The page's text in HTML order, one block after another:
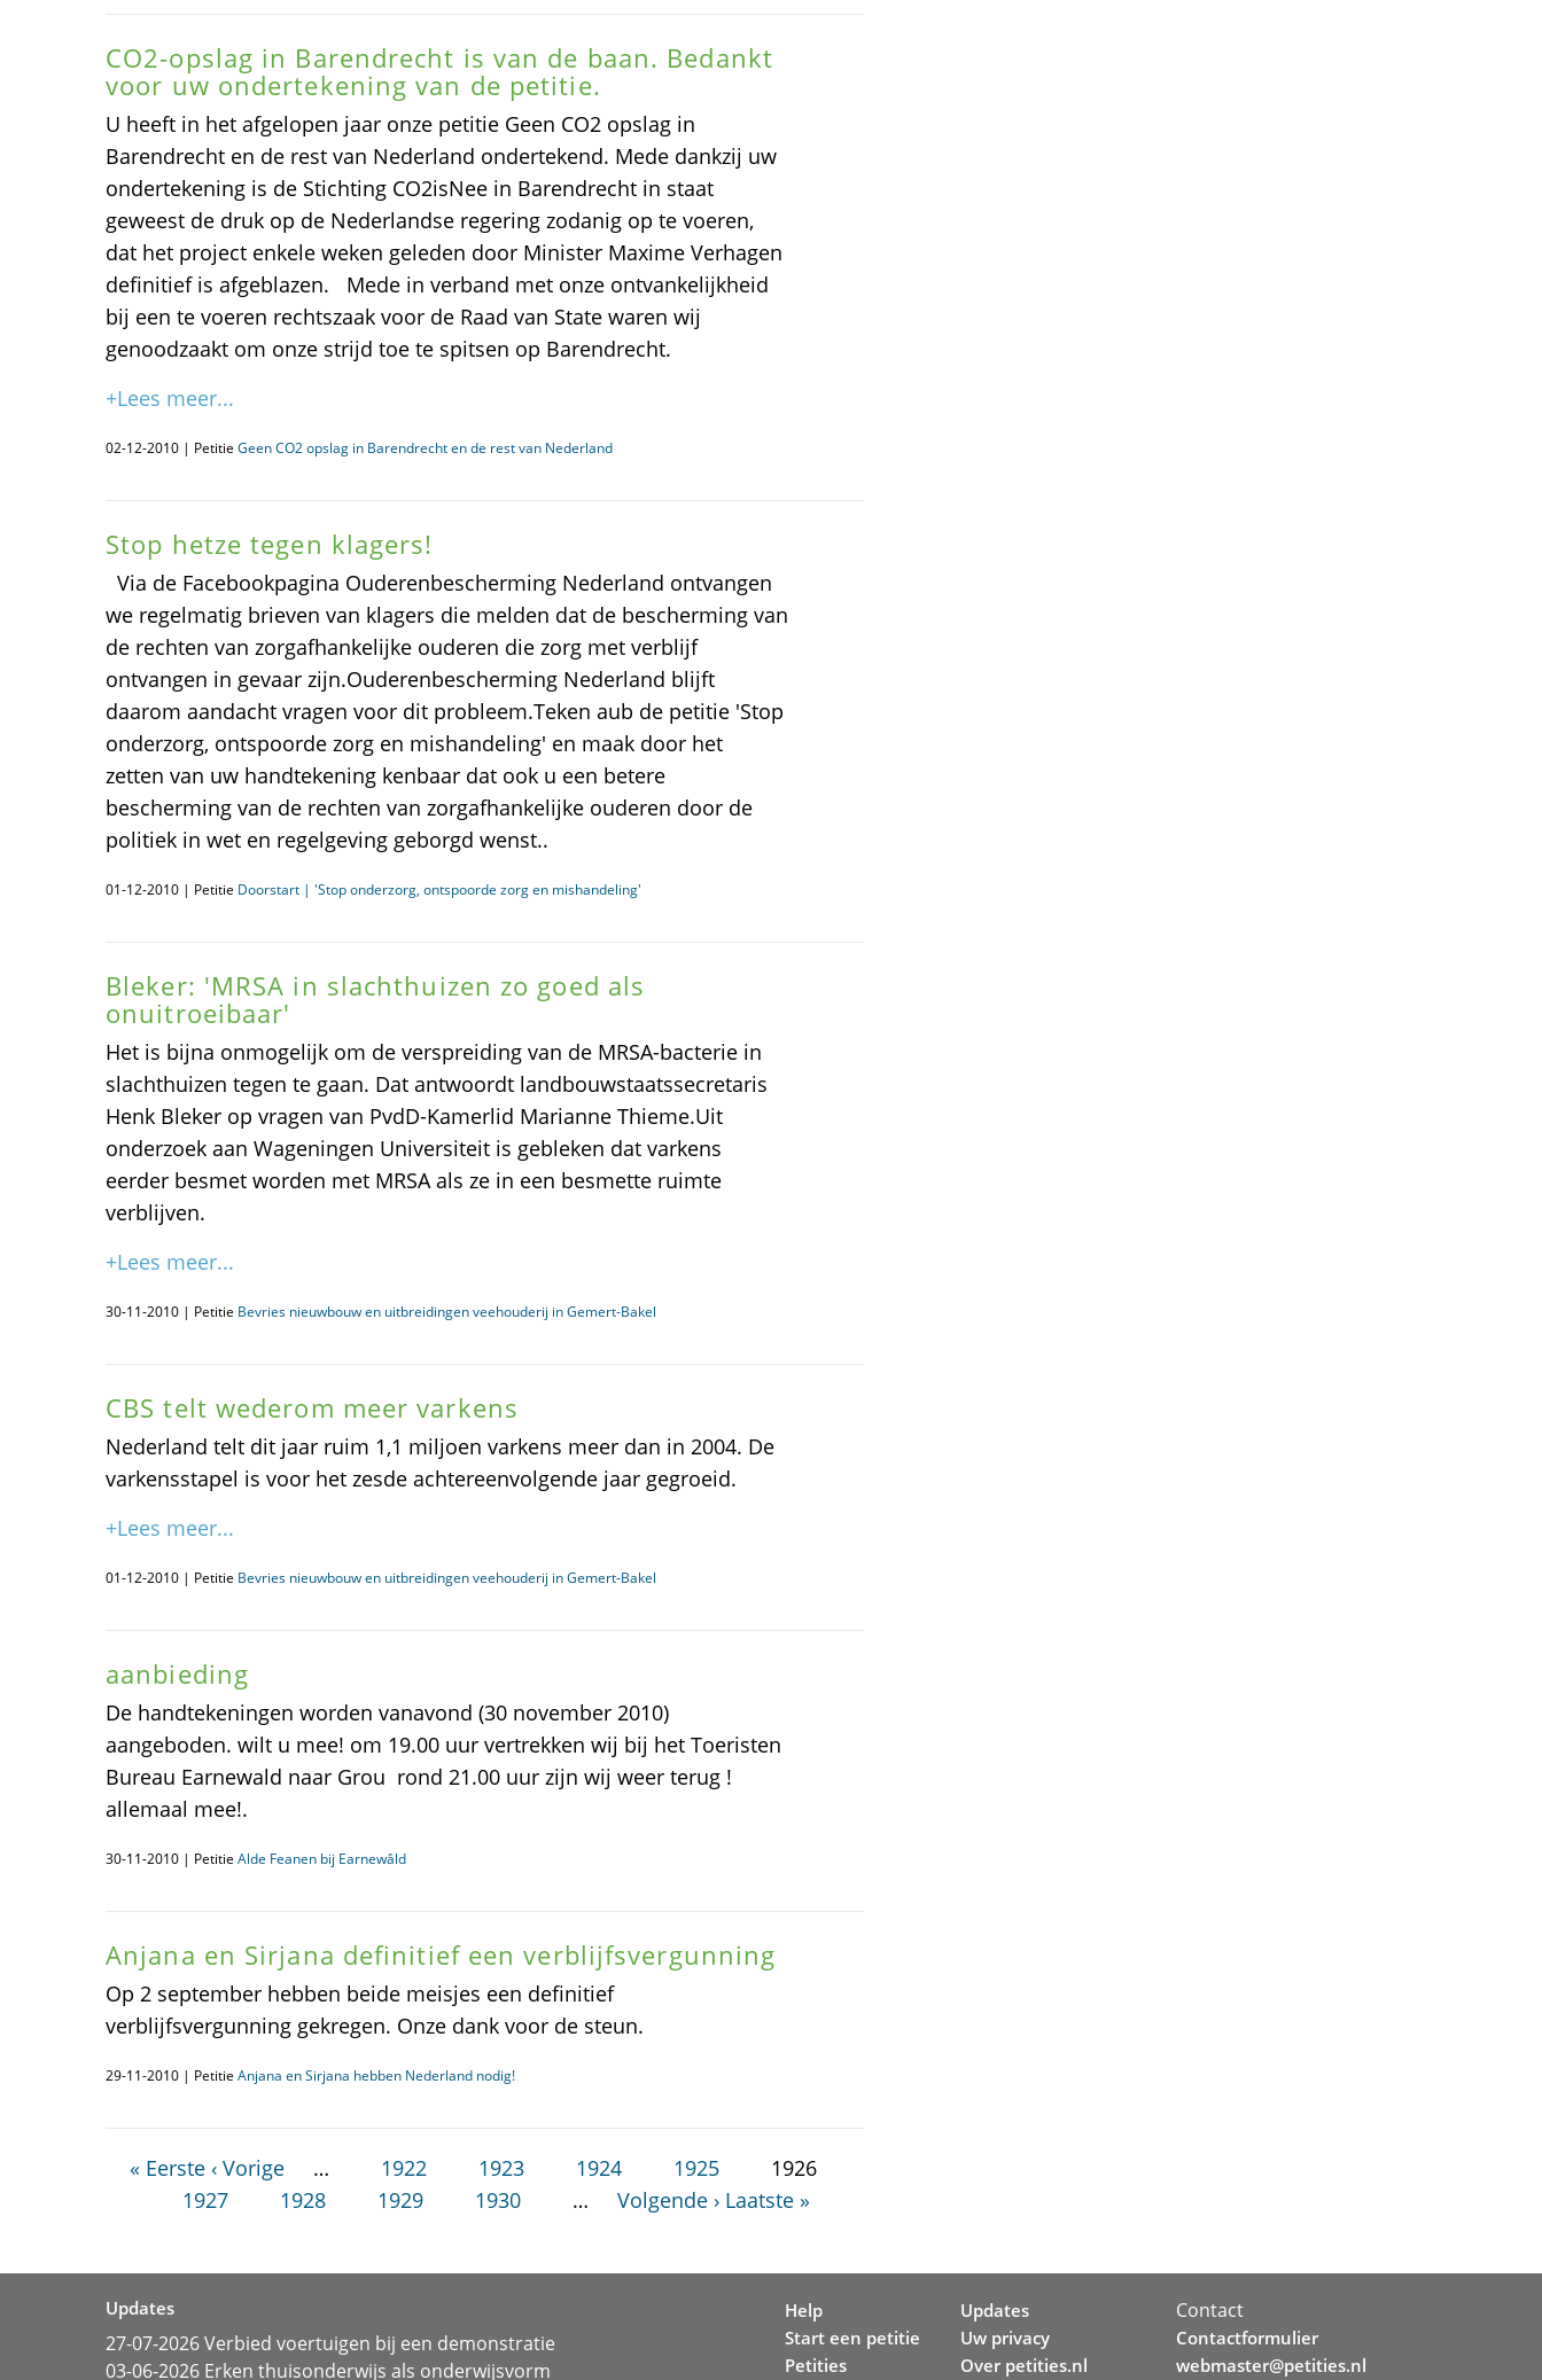
CO2-opslag in Barendrecht is van de baan. Bedankt
voor uw ondertekening van de petitie.
U heeft in het afgelopen jaar onze petitie Geen CO2 opslag in
Barendrecht en de rest van Nederland ondertekend. Mede dankzij uw
ondertekening is de Stichting CO2isNee in Barendrecht in staat
geweest de druk op de Nederlandse regering zodanig op te voeren,
dat het project enkele weken geleden door Minister Maxime Verhagen
definitief is afgeblazen. Mede in verband met onze ontvankelijkheid
bij een te voeren rechtszaak voor de Raad van State waren wij
genoodzaakt om onze strijd toe te spitsen op Barendrecht.
+Lees meer...
02-12-2010 | Petitie Geen CO2 opslag in Barendrecht en de rest van Nederland
Stop hetze tegen klagers!
Via de Facebookpagina Ouderenbescherming Nederland ontvangen
we regelmatig brieven van klagers die melden dat de bescherming van
de rechten van zorgafhankelijke ouderen die zorg met verblijf
ontvangen in gevaar zijn.Ouderenbescherming Nederland blijft
daarom aandacht vragen voor dit probleem.Teken aub de petitie 'Stop
onderzorg, ontspoorde zorg en mishandeling' en maak door het
zetten van uw handtekening kenbaar dat ook u een betere
bescherming van de rechten van zorgafhankelijke ouderen door de
politiek in wet en regelgeving geborgd wenst..
01-12-2010 | Petitie Doorstart | 'Stop onderzorg, ontspoorde zorg en mishandeling'
Bleker: 'MRSA in slachthuizen zo goed als
onuitroeibaar'
Het is bijna onmogelijk om de verspreiding van de MRSA-bacterie in
slachthuizen tegen te gaan. Dat antwoordt landbouwstaatssecretaris
Henk Bleker op vragen van PvdD-Kamerlid Marianne Thieme.Uit
onderzoek aan Wageningen Universiteit is gebleken dat varkens
eerder besmet worden met MRSA als ze in een besmette ruimte
verblijven.
+Lees meer...
30-11-2010 | Petitie Bevries nieuwbouw en uitbreidingen veehouderij in Gemert-Bakel
CBS telt wederom meer varkens
Nederland telt dit jaar ruim 1,1 miljoen varkens meer dan in 2004. De
varkensstapel is voor het zesde achtereenvolgende jaar gegroeid.
+Lees meer...
01-12-2010 | Petitie Bevries nieuwbouw en uitbreidingen veehouderij in Gemert-Bakel
aanbieding
De handtekeningen worden vanavond (30 november 2010)
aangeboden. wilt u mee! om 19.00 uur vertrekken wij bij het Toeristen
Bureau Earnewald naar Grou rond 21.00 uur zijn wij weer terug !
allemaal mee!.
30-11-2010 | Petitie Alde Feanen bij Earnewâld
Anjana en Sirjana definitief een verblijfsvergunning
Op 2 september hebben beide meisjes een definitief
verblijfsvergunning gekregen. Onze dank voor de steun.
29-11-2010 | Petitie Anjana en Sirjana hebben Nederland nodig!
« Eerste ‹ Vorige … 1922 1923 1924 1925
1926
1927
1928 1929 1930 … Volgende › Laatste »
Updates
27-07-2026 Verbied voertuigen bij een demonstratie
03-06-2026 Erken thuisonderwijs als onderwijsvorm
Help
Start een petitie
Petities
Updates
Uw privacy
Over petities.nl
Contact
Contactformulier
webmaster@petities.nl